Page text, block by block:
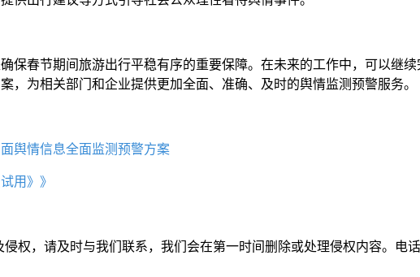
保春节期间旅游出行平稳有序的重要保障。在未来的工作中，可以继续
，为相关部门和企业提供更加全面、准确、及时的舆情监测预警服务。
舆情信息全面监测预警方案
用》》
权，请及时与我们联系，我们会在第一时间删除或处理侵权内容。电话